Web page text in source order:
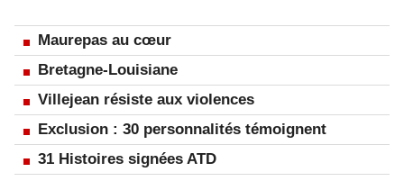
Maurepas au cœur
Bretagne-Louisiane
Villejean résiste aux violences
Exclusion : 30 personnalités témoignent
31 Histoires signées ATD